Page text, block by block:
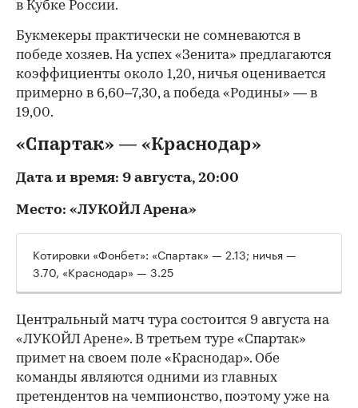
в Кубке России.
Букмекеры практически не сомневаются в
победе хозяев. На успех «Зенита» предлагаются
коэффициенты около 1,20, ничья оценивается
примерно в 6,60–7,30, а победа «Родины» — в
19,00.
«Спартак» — «Краснодар»
Дата и время: 9 августа, 20:00
Место: «ЛУКОЙЛ Арена»
Котировки «Фонбет»: «Спартак» — 2.13; ничья —
3.70, «Краснодар» — 3.25
Центральный матч тура состоится 9 августа на
«ЛУКОЙЛ Арене». В третьем туре «Спартак»
примет на своем поле «Краснодар». Обе
команды являются одними из главных
претендентов на чемпионство, поэтому уже на